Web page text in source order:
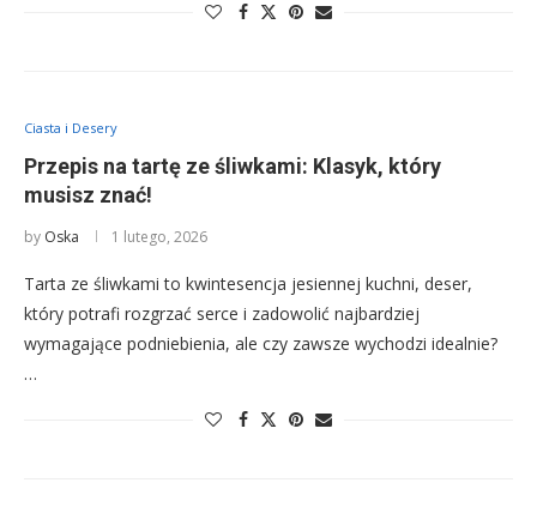
Ciasta i Desery
Przepis na tartę ze śliwkami: Klasyk, który
musisz znać!
by Oska 1 lutego, 2026
Tarta ze śliwkami to kwintesencja jesiennej kuchni, deser,
który potrafi rozgrzać serce i zadowolić najbardziej
wymagające podniebienia, ale czy zawsze wychodzi idealnie?
…